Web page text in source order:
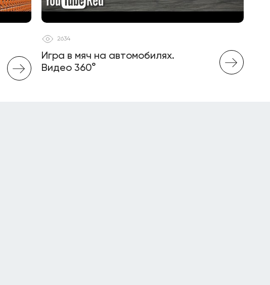
2634
Игра в мяч на автомобилях.
Видео 360°